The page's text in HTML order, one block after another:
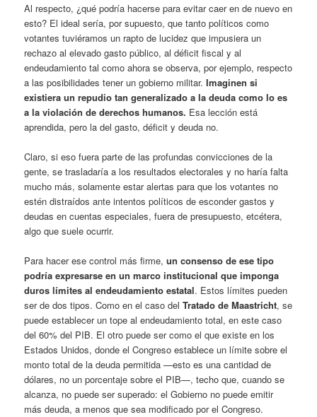
Al respecto, ¿qué podría hacerse para evitar caer en de nuevo en
esto? El ideal sería, por supuesto, que tanto políticos como
votantes tuviéramos un rapto de lucidez que impusiera un
rechazo al elevado gasto público, al déficit fiscal y al
endeudamiento tal como ahora se observa, por ejemplo, respecto
a las posibilidades tener un gobierno militar.Imaginen si
existiera un repudio tan generalizado a la deuda como lo es
a la violación de derechos humanos. Esa lección está
aprendida, pero la del gasto, déficit y deuda no.
Claro, si eso fuera parte de las profundas convicciones de la
gente, se trasladaría a los resultados electorales y no haría falta
mucho más, solamente estar alertas para que los votantes no
estén distraídos ante intentos políticos de esconder gastos y
deudas en cuentas especiales, fuera de presupuesto, etcétera,
algo que suele ocurrir.
Para hacer ese control más firme,un consenso de ese tipo
podría expresarse en un marco institucional que imponga
duros límites al endeudamiento estatal. Estos límites pueden
ser de dos tipos. Como en el caso delTratado de Maastricht, se
puede establecer un tope al endeudamiento total, en este caso
del 60% del PIB. El otro puede ser como el que existe en los
Estados Unidos, donde el Congreso establece un límite sobre el
monto total de la deuda permitida —esto es una cantidad de
dólares, no un porcentaje sobre el PIB—, techo que, cuando se
alcanza, no puede ser superado: el Gobierno no puede emitir
más deuda, a menos que sea modificado por el Congreso.